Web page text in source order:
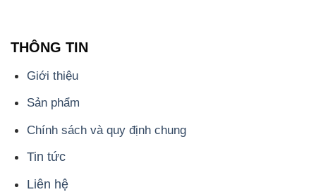
THÔNG TIN
Giới thiệu
Sản phẩm
Chính sách và quy định chung
Tin tức
Liên hệ